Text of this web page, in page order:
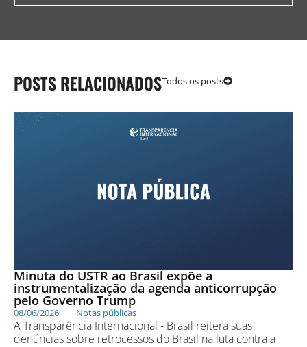
POSTS RELACIONADOSTodos os posts
Minuta do USTR ao Brasil expõe a
instrumentalização da agenda anticorrupção
pelo Governo Trump
08/06/2026 Notas públicas
A Transparência Internacional - Brasil reitera suas
denúncias sobre retrocessos do Brasil na luta contra a